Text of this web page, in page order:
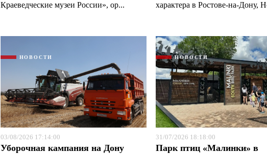
Краеведческие музеи России», ор...
характера в Ростове-на-Дону,
НОВОСТИ
03/08/2026 17:14:00
Уборочная кампания на Дону
НОВОСТИ
31/07/2026 18:18:00
Парк птиц «Малинки» в